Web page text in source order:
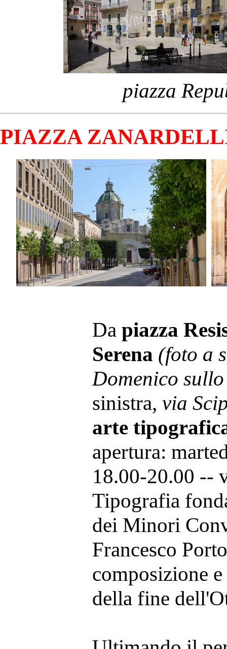
piazza
PIAZZA
Da piazza
Serena (foto a
Domenico
sinistra, via
arte
apertura:
18.00-20.00 --
Tipografia
dei Minori
Francesco
composizione
della fine